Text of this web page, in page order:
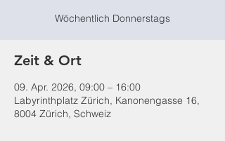
Wöchentlich Donnerstags
Zeit & Ort
09. Apr. 2026, 09:00 – 16:00
Labyrinthplatz Zürich, Kanonengasse 16,
8004 Zürich, Schweiz